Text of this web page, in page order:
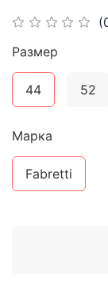
Размер
44 52
Марка
Fabretti